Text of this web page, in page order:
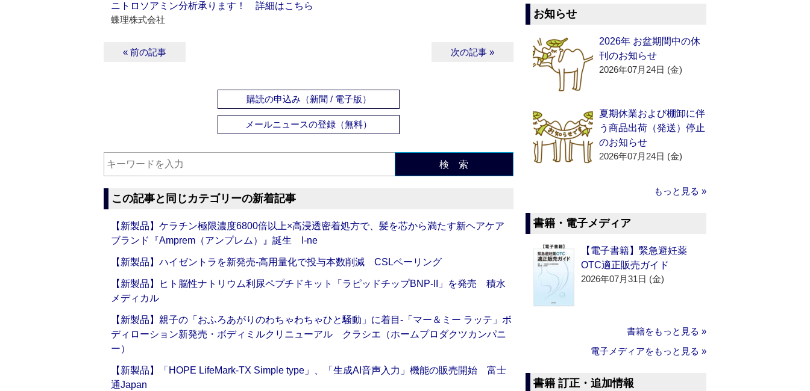
ニトロソアミン分析承ります！ 詳細はこちら
蝶理株式会社
« 前の記事 次の記事 »
購読の申込み（新聞 / 電子版）
メールニュースの登録（無料）
検 索
この記事と同じカテゴリーの新着記事
【新製品】ケラチン極限濃度6800倍以上×高浸透密着処方で、髪を芯から満たす新ヘアケア
ブランド『Amprem（アンプレム）』誕生 I-ne
【新製品】ハイゼントラを新発売‐高用量化で投与本数削減 CSLベーリング
【新製品】ヒト脳性ナトリウム利尿ペプチドキット「ラピッドチップBNP-II」を発売 積水
メディカル
【新製品】親子の「おふろあがりのわちゃわちゃひと騒動」に着目‐「マー＆ミー ラッテ」ボ
ディローション新発売・ボディミルクリニューアル クラシエ（ホームプロダクツカンパニ
ー）
【新製品】「HOPE LifeMark-TX Simple type」、「生成AI音声入力」機能の販売開始 富士
通Japan
お知らせ
2026年 お盆期間中の休
刊のお知らせ
2026年07月24日 (金)
夏期休業および棚卸に伴
う商品出荷（発送）停止
のお知らせ
2026年07月24日 (金)
もっと見る »
書籍・電子メディア
【電子書籍】緊急避妊薬
OTC適正販売ガイド
2026年07月31日 (金)
書籍をもっと見る »
電子メディアをもっと見る »
書籍 訂正・追加情報